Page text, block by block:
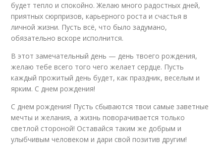
будет тепло и спокойно. Желаю много радостных дней,
приятных сюрпризов, карьерного роста и счастья в
личной жизни. Пусть всё, что было задумано,
обязательно вскоре исполнится.
В этот замечательный день — день твоего рождения,
желаю тебе всего того чего желает сердце. Пусть
каждый прожитый день будет, как праздник, веселым и
ярким. С днем рождения!
С днем рождения! Пусть сбываются твои самые заветные
мечты и желания, а жизнь поворачивается только
светлой стороной! Оставайся таким же добрым и
улыбчивым человеком и дари свой позитив другим!